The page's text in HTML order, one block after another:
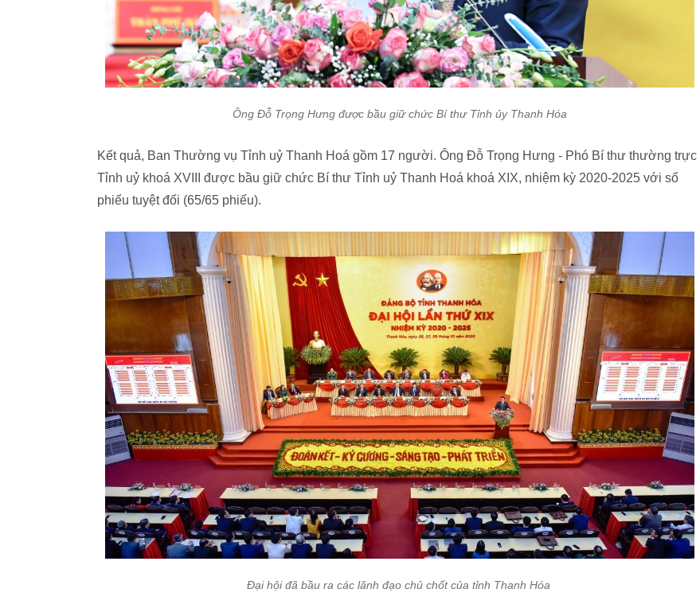
Ông Đỗ Trọng Hưng được bầu giữ chức Bí thư Tỉnh ủy Thanh Hóa
Kết quả, Ban Thường vụ Tỉnh uỷ Thanh Hoá gồm 17 người. Ông Đỗ Trọng Hưng - Phó Bí thư thường trực
Tỉnh uỷ khoá XVIII được bầu giữ chức Bí thư Tỉnh uỷ Thanh Hoá khoá XIX, nhiệm kỳ 2020-2025 với số
phiếu tuyệt đối (65/65 phiếu).
Đại hội đã bầu ra các lãnh đạo chủ chốt của tỉnh Thanh Hóa